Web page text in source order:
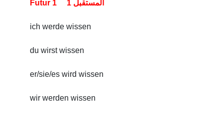
ich werde wissen
du wirst wissen
er/sie/es wird wissen
wir werden wissen